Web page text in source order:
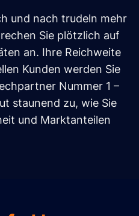
und nach trudeln mehr
Sie plötzlich auf
an. Ihre Reichweite
Kunden werden Sie
Nummer 1 –
staunend zu, wie Sie
und Marktanteilen